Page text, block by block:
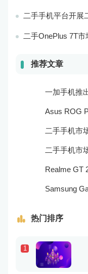
二手手机平台开展二手
二手OnePlus 7T市场价格
推荐文章
热门排序
1